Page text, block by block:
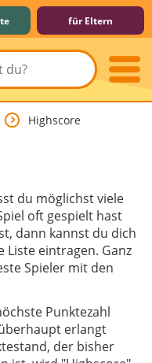
für Eltern
Highscore
du möglichst viele
oft gespielt hast
dann kannst du dich
Liste eintragen. Ganz
Spieler mit den
Punktezahl
erlangt
der bisher